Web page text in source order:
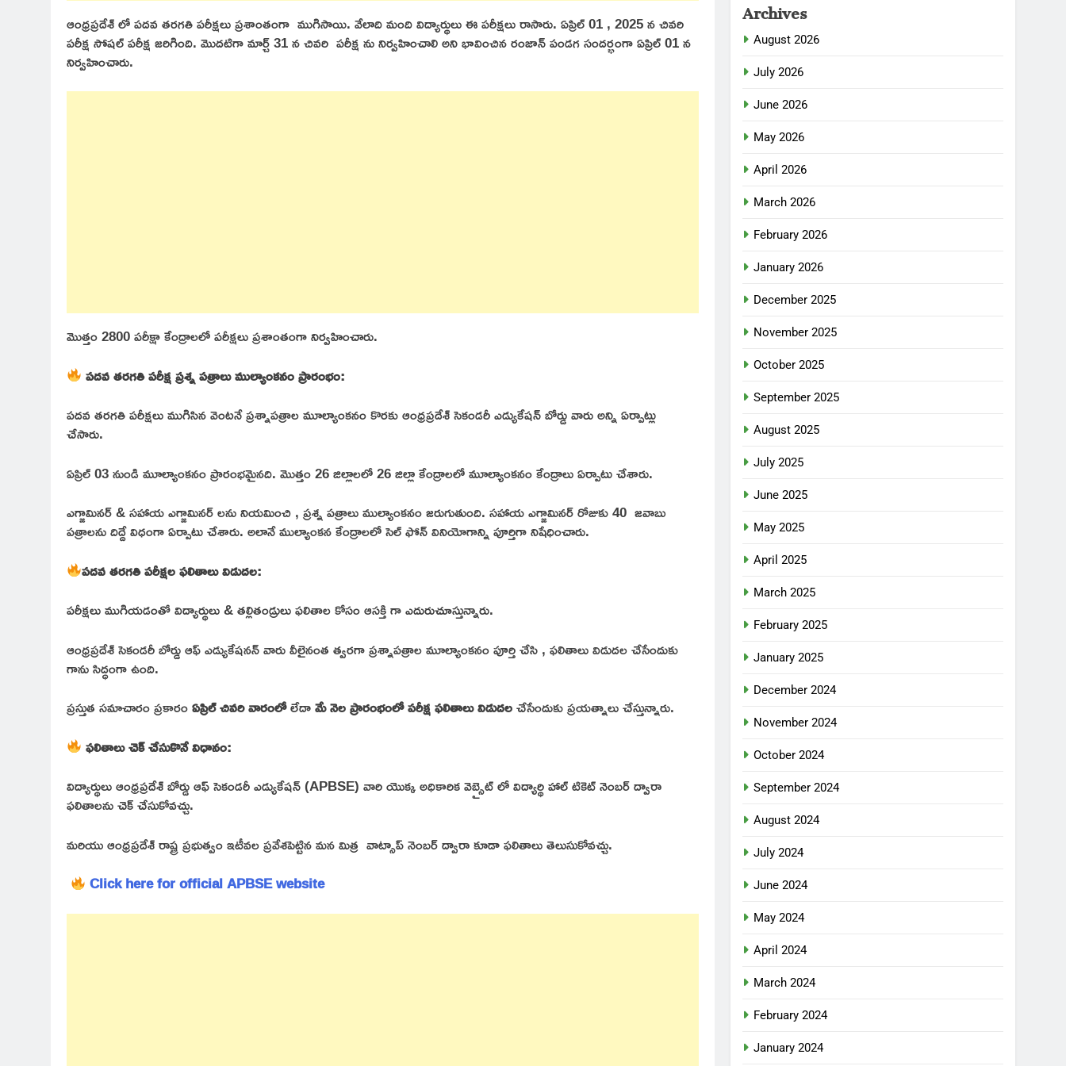
ఆంధ్రప్రదేశ్ లో పదవ తరగతి పరీక్షలు ప్రశాంతంగా ముగిసాయి. వేలాది మంది విద్యార్థులు ఈ పరీక్షలు రాసారు. ఏప్రిల్ 01 , 2025 న చివరి
పరీక్ష సోషల్ పరీక్ష జరిగింది. మొదటిగా మార్చ్ 31 న చివరి పరీక్ష ను నిర్వహించాలి అని భావించిన రంజాన్ పండగ సందర్భంగా ఏప్రిల్ 01 న
నిర్వహించారు.
మొత్తం 2800 పరీక్షా కేంద్రాలలో పరీక్షలు ప్రశాంతంగా నిర్వహించారు.
పదవ తరగతి పరీక్ష ప్రశ్న పత్రాలు ముల్యాంకనం ప్రారంభం:
పదవ తరగతి పరీక్షలు ముగిసిన వెంటనే ప్రశ్నాపత్రాల మూల్యాంకనం కొరకు ఆంధ్రప్రదేశ్ సెకండరీ ఎడ్యుకేషన్ బోర్డు వారు అన్ని ఏర్పాట్లు
చేసారు.
ఏప్రిల్ 03 నుండి మూల్యాంకనం ప్రారంభమైనది. మొత్తం 26 జిల్లాలలో 26 జిల్లా కేంద్రాలలో మూల్యాంకనం కేంద్రాలు ఏర్పాటు చేశారు.
ఎగ్జామినర్ & సహాయ ఎగ్జామినర్ లను నియమించి , ప్రశ్న పత్రాలు ముల్యాంకనం జరుగుతుంది. సహాయ ఎగ్జామినర్ రోజుకు 40 జవాబు
పత్రాలను దిద్దే విధంగా ఏర్పాటు చేశారు. అలానే ముల్యాంకన కేంద్రాలలో సెల్ ఫోన్ వినియోగాన్ని పూర్తిగా నిషేధించారు.
పదవ తరగతి పరీక్షల ఫలితాలు విడుదల:
పరీక్షలు ముగియడంతో విద్యార్థులు & తల్లితండ్రులు ఫలితాల కోసం ఆసక్తి గా ఎదురుచూస్తున్నారు.
ఆంధ్రప్రదేశ్ సెకండరీ బోర్డు ఆఫ్ ఎడ్యుకేషనన్ వారు వీలైనంత త్వరగా ప్రశ్నాపత్రాల మూల్యాంకనం పూర్తి చేసి , ఫలితాలు విడుదల చేసేందుకు
గాను సిద్ధంగా ఉంది.
ప్రస్తుత సమాచారం ప్రకారంఏప్రిల్ చివరి వారంలోలేదామే నెల ప్రారంభంలో పరీక్ష ఫలితాలు విడుదలచేసేందుకు ప్రయత్నాలు చేస్తున్నారు.
ఫలితాలు చెక్ చేసుకొనే విధానం:
విద్యార్థులు ఆంధ్రప్రదేశ్ బోర్డు ఆఫ్ సెకండరీ ఎడ్యుకేషన్ (APBSE) వారి యొక్క అధికారిక వెబ్సైట్ లో విద్యార్థి హాల్ టికెట్ నెంబర్ ద్వారా
ఫలితాలను చెక్ చేసుకోవచ్చు.
మరియు ఆంధ్రప్రదేశ్ రాష్ట్ర ప్రభుత్వం ఇటీవల ప్రవేశపెట్టిన మన మిత్ర వాట్సాప్ నెంబర్ ద్వారా కూడా ఫలితాలు తెలుసుకోవచ్చు.
Click here for official APBSE website
Archives
August 2026
July 2026
June 2026
May 2026
April 2026
March 2026
February 2026
January 2026
December 2025
November 2025
October 2025
September 2025
August 2025
July 2025
June 2025
May 2025
April 2025
March 2025
February 2025
January 2025
December 2024
November 2024
October 2024
September 2024
August 2024
July 2024
June 2024
May 2024
April 2024
March 2024
February 2024
January 2024